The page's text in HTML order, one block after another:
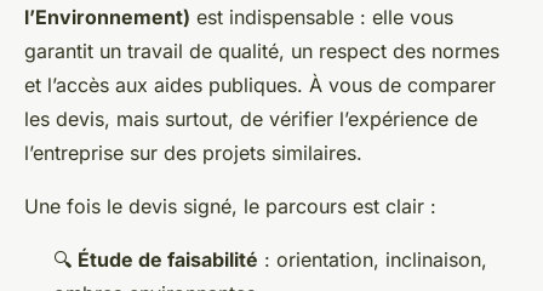
l’Environnement) est indispensable : elle vous
garantit un travail de qualité, un respect des normes
et l’accès aux aides publiques. À vous de comparer
les devis, mais surtout, de vérifier l’expérience de
l’entreprise sur des projets similaires.
Une fois le devis signé, le parcours est clair :
🔍 Étude de faisabilité : orientation, inclinaison,